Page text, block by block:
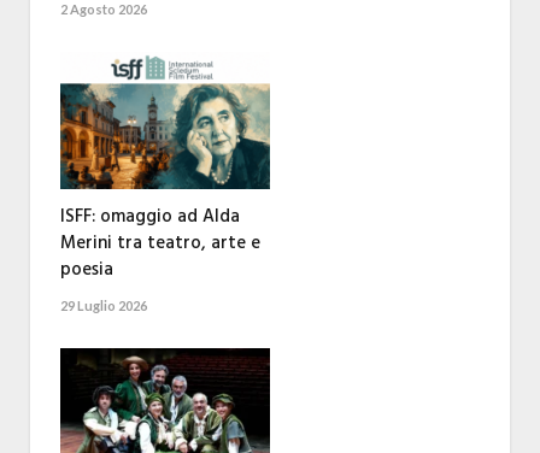
2 Agosto 2026
ISFF: omaggio ad Alda
Merini tra teatro, arte e
poesia
29 Luglio 2026